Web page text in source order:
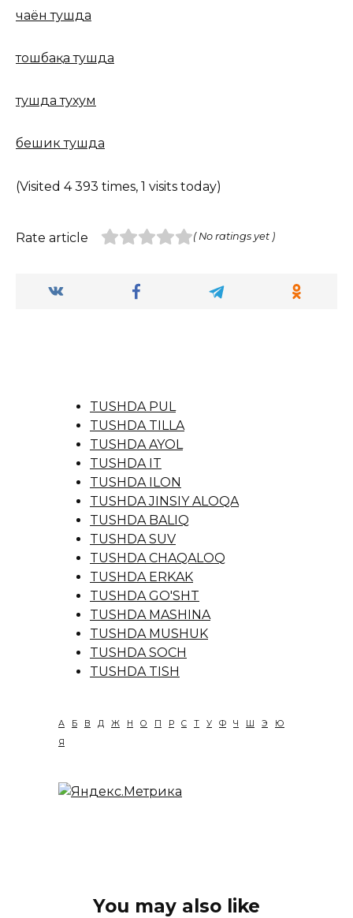
чаён тушда
тошбақа тушда
тушда тухум
бешик тушда
(Visited 4 393 times, 1 visits today)
Rate article ( No ratings yet )
TUSHDA PUL
TUSHDA TILLA
TUSHDA AYOL
TUSHDA IT
TUSHDA ILON
TUSHDA JINSIY ALOQA
TUSHDA BALIQ
TUSHDA SUV
TUSHDA CHAQALOQ
TUSHDA ERKAK
TUSHDA GO'SHT
TUSHDA MASHINA
TUSHDA MUSHUK
TUSHDA SOCH
TUSHDA TISH
А Б В Д Ж Н О П Р С Т У Ф Ч Ш Э
Ю
Я
You may also like